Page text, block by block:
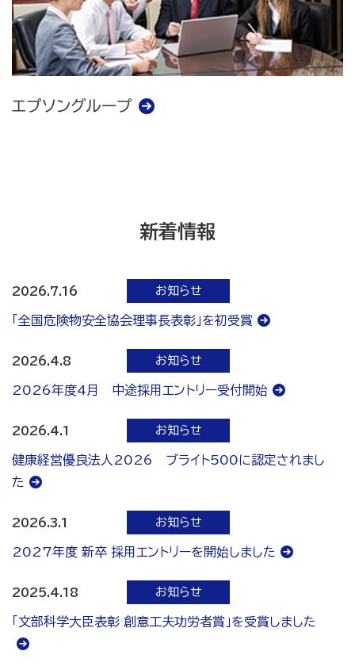
エプソングループ
新着情報
2026.7.16 お知らせ
「全国危険物安全協会理事長表彰」を初受賞
2026.4.8 お知らせ
2026年度4月 中途採用エントリー受付開始
2026.4.1 お知らせ
健康経営優良法人2026 ブライト500に認定されまし
た
2026.3.1 お知らせ
2027年度 新卒 採用エントリーを開始しました
2025.4.18 お知らせ
「文部科学大臣表彰 創意工夫功労者賞」を受賞しました